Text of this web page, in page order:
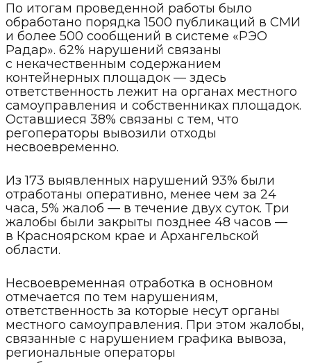
По итогам проведенной работы было
обработано порядка 1500 публикаций в СМИ
и более 500 сообщений в системе «РЭО
Радар». 62% нарушений связаны
с некачественным содержанием
контейнерных площадок — здесь
ответственность лежит на органах местного
самоуправления и собственниках площадок.
Оставшиеся 38% связаны с тем, что
регоператоры вывозили отходы
несвоевременно.
Из 173 выявленных нарушений 93% были
отработаны оперативно, менее чем за 24
часа, 5% жалоб — в течение двух суток. Три
жалобы были закрыты позднее 48 часов —
в Красноярском крае и Архангельской
области.
Несвоевременная отработка в основном
отмечается по тем нарушениям,
ответственность за которые несут органы
местного самоуправления. При этом жалобы,
связанные с нарушением графика вывоза,
региональные операторы